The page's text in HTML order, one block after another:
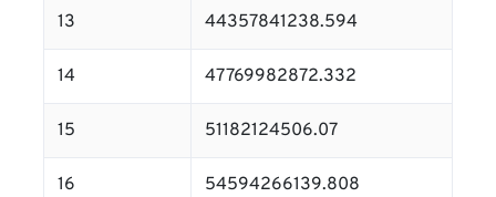
13 44357841238.594
14 47769982872.332
15 51182124506.07
16 54594266139.808